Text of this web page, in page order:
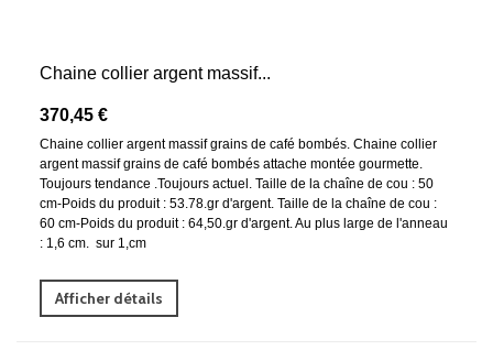
Chaine collier argent massif...
370,45 €
Chaine collier argent massif grains de café bombés. Chaine collier
argent massif grains de café bombés attache montée gourmette.
Toujours tendance .Toujours actuel. Taille de la chaîne de cou : 50
cm-Poids du produit : 53.78.gr d'argent. Taille de la chaîne de cou :
60 cm-Poids du produit : 64,50.gr d'argent. Au plus large de l'anneau
: 1,6 cm. sur 1,cm
Afficher détails